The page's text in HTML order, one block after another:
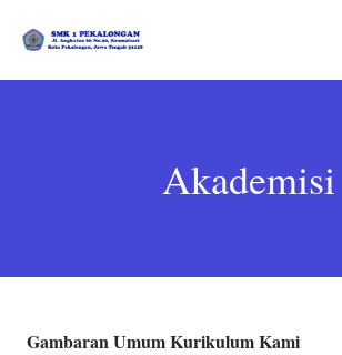
Akademisi
Gambaran Umum Kurikulum Kami